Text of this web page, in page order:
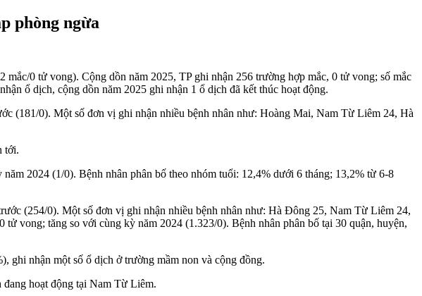
phòng ngừa
0 tử vong). Cộng dồn năm 2025, TP ghi nhận 256 trường hợp mắc, 0 tử vong; số mắc
ổ dịch, cộng dồn năm 2025 ghi nhận 1 ổ dịch đã kết thúc hoạt động.
(181/0). Một số đơn vị ghi nhận nhiều bệnh nhân như: Hoàng Mai, Nam Từ Liêm 24, Hà
tới.
2024 (1/0). Bệnh nhân phân bố theo nhóm tuổi: 12,4% dưới 6 tháng; 13,2% từ 6-8
(254/0). Một số đơn vị ghi nhận nhiều bệnh nhân như: Hà Đông 25, Nam Từ Liêm 24,
vong; tăng so với cùng kỳ năm 2024 (1.323/0). Bệnh nhân phân bố tại 30 quận, huyện,
ghi nhận một số ổ dịch ở trường mầm non và cộng đồng.
hoạt động tại Nam Từ Liêm.